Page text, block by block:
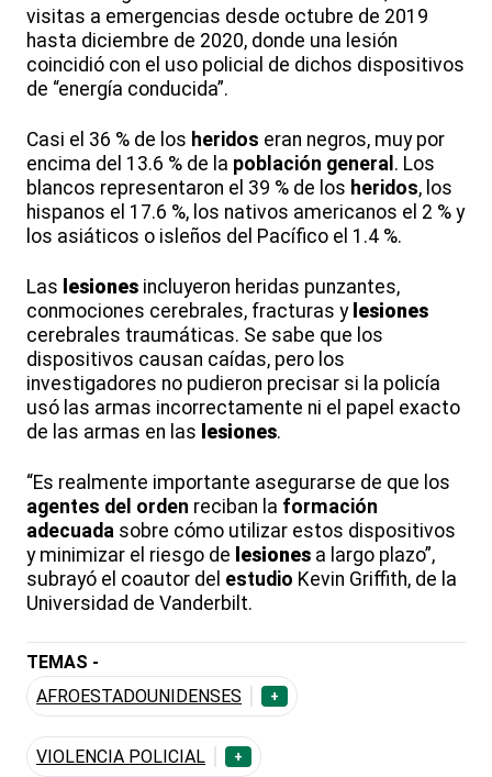
visitas a emergencias desde octubre de 2019
hasta diciembre de 2020, donde una lesión
coincidió con el uso policial de dichos dispositivos
de “energía conducida”.
Casi el 36 % de los heridos eran negros, muy por
encima del 13.6 % de la población general . Los
blancos representaron el 39 % de los heridos, los
hispanos el 17.6 %, los nativos americanos el 2 % y
los asiáticos o isleños del Pacífico el 1.4 %.
Las lesiones incluyeron heridas punzantes,
conmociones cerebrales, fracturas y lesiones
cerebrales traumáticas. Se sabe que los
dispositivos causan caídas, pero los
investigadores no pudieron precisar si la policía
usó las armas incorrectamente ni el papel exacto
de las armas en las lesiones.
“Es realmente importante asegurarse de que los
agentes del orden reciban la formación
adecuada sobre cómo utilizar estos dispositivos
y minimizar el riesgo de lesiones a largo plazo”,
subrayó el coautor del estudio Kevin Griffith, de la
Universidad de Vanderbilt.
TEMAS -
AFROESTADOUNIDENSES
+
VIOLENCIA POLICIAL +